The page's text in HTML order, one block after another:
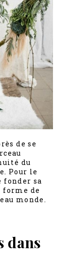
de se
du
Pour le
fonder sa
de
monde.
dans